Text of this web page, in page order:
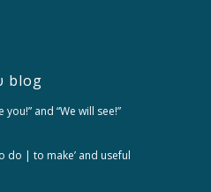
blog
you!” and “We will see!”
do | to make’ and useful